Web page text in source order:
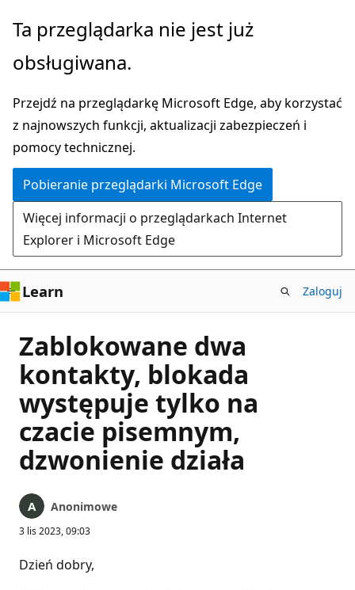
Przejdź
głównej
Ta przeglądarka nie jest już
obsługiwana.
Przejdź na przeglądarkę Microsoft Edge, aby korzystać
z najnowszych funkcji, aktualizacji zabezpieczeń i
pomocy technicznej.
Pobieranie przeglądarki Microsoft Edge
Więcej informacji o przeglądarkach Internet
Explorer i Microsoft Edge
Learn Zaloguj
Zablokowane dwa
kontakty, blokada
występuje tylko na
czacie pisemnym,
dzwonienie działa
Anonimowe
3 lis 2023, 09:03
Dzień dobry,